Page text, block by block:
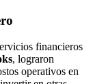
financieros
, lograron
operativos en